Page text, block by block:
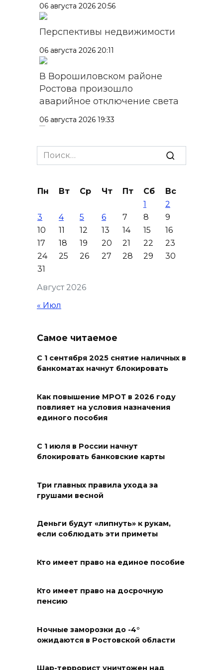
06 августа 2026 20:56
Перспективы недвижимости
06 августа 2026 20:11
В Ворошиловском районе
Ростова произошло
аварийное отключение света
06 августа 2026 19:33
Шахбокс, падел и пилон: в
Ростовской области
Юрий Слюсарь поздравил
донских строителей с
профессиональным
праздником и вручил
кирпичей
06 августа 2026 18:29
06 августа 2026 18:27
в Таганроге откроет 200-й
06 августа 2026 18:27
Наблюдатели готовятся к
06 августа 2026 18:25
пострадавшим при атаке
БПЛА на Кубани
Search
for:
Август 2026
Пн Вт Ср Чт Пт Сб
Вс
1
2
3
4 5 6 7 8
9
10
11 12 13 14 15
16
17
18 19 20 21 22
23
24
25 26 27 28 29
30
31
« Июл
Самое читаемое
С 1 сентября 2025 снятие наличных в
банкоматах начнут блокировать
Как повышение МРОТ в 2026 году
повлияет на условия назначения
единого пособия
С 1 июля в России начнут
блокировать банковские карты
Три главных правила ухода за
грушами весной
Деньги будут «липнуть» к рукам,
если соблюдать эти приметы
Кто имеет право на единое пособие
Кто имеет право на досрочную
пенсию
Ночные заморозки до -4°
ожидаются в Ростовской области